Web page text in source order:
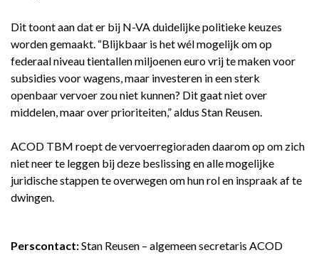
Dit toont aan dat er bij N-VA duidelijke politieke keuzes
worden gemaakt. “Blijkbaar is het wél mogelijk om op
federaal niveau tientallen miljoenen euro vrij te maken voor
subsidies voor wagens, maar investeren in een sterk
openbaar vervoer zou niet kunnen? Dit gaat niet over
middelen, maar over prioriteiten,” aldus Stan Reusen.
ACOD TBM roept de vervoerregioraden daarom op om zich
niet neer te leggen bij deze beslissing en alle mogelijke
juridische stappen te overwegen om hun rol en inspraak af te
dwingen.
Perscontact:Stan Reusen – algemeen secretaris ACOD